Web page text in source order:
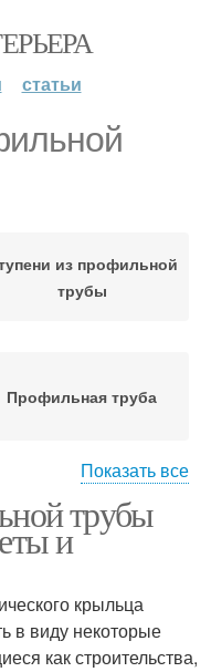
статьи
из профильной
трубы
Профильная труба
Навес из профильной
трубы
Показать все
трубы
и
крыльца
в виду некоторые
как строительства,